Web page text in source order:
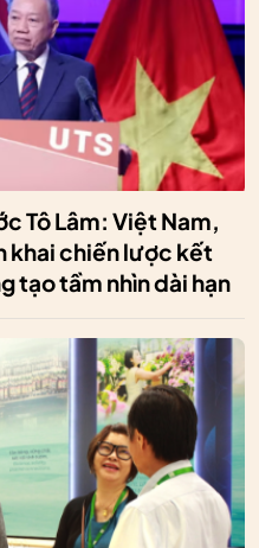
Tô Lâm: Việt Nam,
khai chiến lược kết
tạo tầm nhìn dài hạn